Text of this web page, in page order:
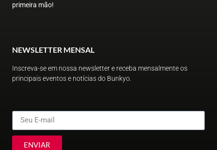
primeira mão!
NEWSLETTER MENSAL
Inscreva-se em nossa newsletter e receba mensalmente os
principais eventos e notícias do Bunkyo.
ENVIAR